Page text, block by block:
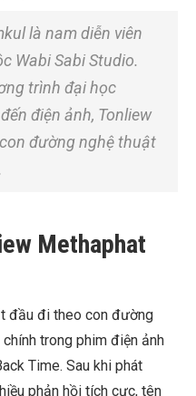
là nam diễn viên
Wabi Sabi Studio.
trình đại học
điện ảnh, Tonliew
đường nghệ thuật
Methaphat
đầu đi theo con đường
trong phim điện ảnh
Time. Sau khi phát
phản hồi tích cực, tên